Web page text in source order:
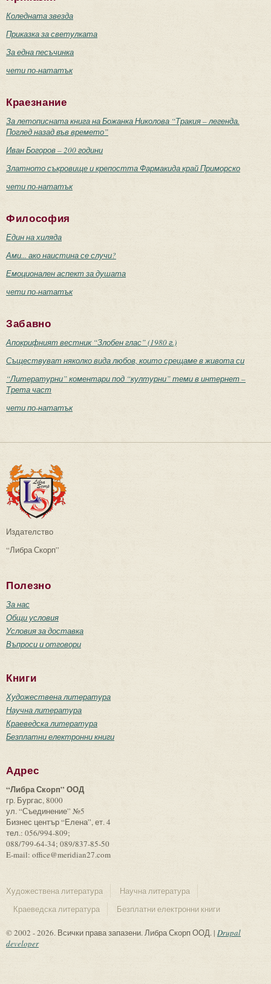
Коледната звезда
Приказка за светулката
За една песъчинка
чети по-нататък
Краезнание
За летописната книга на Божанка Николова “Тракия – легенда.
Поглед назад във времето”
Иван Богоров – 200 години
Златното съкровище и крепостта Фармакида край Приморско
чети по-нататък
Философия
Един на хиляда
Ами... ако наистина се случи?
Емоционален аспект за душата
чети по-нататък
Забавно
Апокрифният вестник “Злобен глас” (1980 г.)
Съществуват няколко вида любов, които срещаме в живота си
“Литературни” коментари под “културни” теми в интернет –
Трета част
чети по-нататък
Издателство
“Либра Скорп”
Полезно
За нас
Общи условия
Условия за доставка
Въпроси и отговори
Книги
Художествена литература
Научна литература
Краеведска литература
Безплатни електронни книги
Адрес
“Либра Скорп” ООД
гр. Бургас, 8000
ул. “Съединение” №5
Бизнес център “Елена”, ет. 4
тел.: 056/994-809;
088/799-64-34; 089/837-85-50
E-mail: office@meridian27.com
Художествена литература
Научна литература
Краеведска литература
Безплатни електронни книги
© 2002 - 2026. Всички права запазени. Либра Скорп ООД. | Drupal
developer